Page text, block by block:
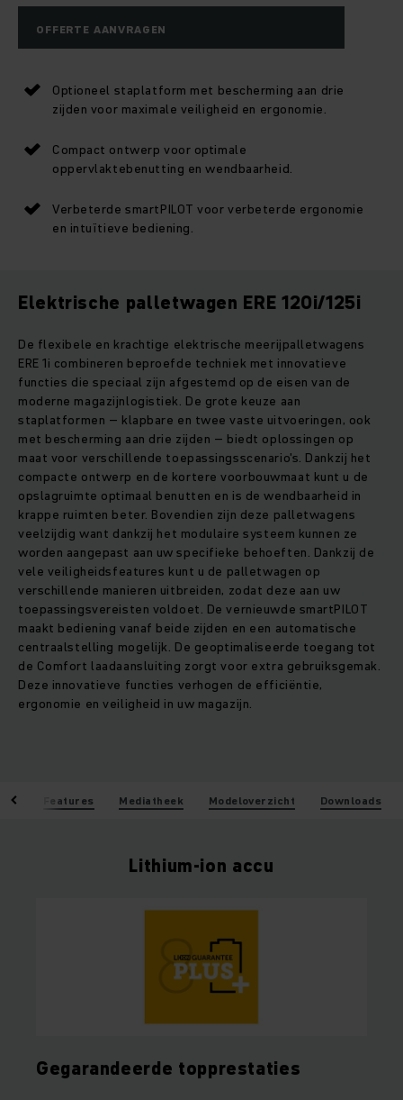
OFFERTE AANVRAGEN
Optioneel staplatform met bescherming aan drie
zijden voor maximale veiligheid en ergonomie.
Compact ontwerp voor optimale
oppervlaktebenutting en wendbaarheid.
Verbeterde smartPILOT voor verbeterde ergonomie
en intuïtieve bediening.
Elektrische palletwagen ERE 120i/125i
De flexibele en krachtige elektrische meerijpalletwagens
ERE 1i combineren beproefde techniek met innovatieve
functies die speciaal zijn afgestemd op de eisen van de
moderne magazijnlogistiek. De grote keuze aan
staplatformen – klapbare en twee vaste uitvoeringen, ook
met bescherming aan drie zijden – biedt oplossingen op
maat voor verschillende toepassingsscenario's. Dankzij het
compacte ontwerp en de kortere voorbouwmaat kunt u de
opslagruimte optimaal benutten en is de wendbaarheid in
krappe ruimten beter. Bovendien zijn deze palletwagens
veelzijdig want dankzij het modulaire systeem kunnen ze
worden aangepast aan uw specifieke behoeften. Dankzij de
vele veiligheidsfeatures kunt u de palletwagen op
verschillende manieren uitbreiden, zodat deze aan uw
toepassingsvereisten voldoet. De vernieuwde smartPILOT
maakt bediening vanaf beide zijden en een automatische
centraalstelling mogelijk. De geoptimaliseerde toegang tot
de Comfort laadaansluiting zorgt voor extra gebruiksgemak.
Deze innovatieve functies verhogen de efficiëntie,
ergonomie en veiligheid in uw magazijn.
Features Mediatheek Modeloverzicht Downloads
Lithium-ion accu
Gegarandeerde topprestaties